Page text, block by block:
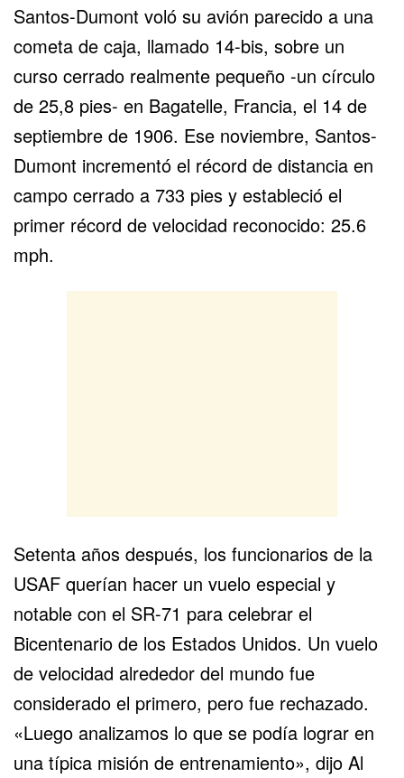
Santos-Dumont voló su avión parecido a una
cometa de caja, llamado 14-bis, sobre un
curso cerrado realmente pequeño -un círculo
de 25,8 pies- en Bagatelle, Francia, el 14 de
septiembre de 1906. Ese noviembre, Santos-
Dumont incrementó el récord de distancia en
campo cerrado a 733 pies y estableció el
primer récord de velocidad reconocido: 25.6
mph.
Setenta años después, los funcionarios de la
USAF querían hacer un vuelo especial y
notable con el SR-71 para celebrar el
Bicentenario de los Estados Unidos. Un vuelo
de velocidad alrededor del mundo fue
considerado el primero, pero fue rechazado.
«Luego analizamos lo que se podía lograr en
una típica misión de entrenamiento», dijo Al